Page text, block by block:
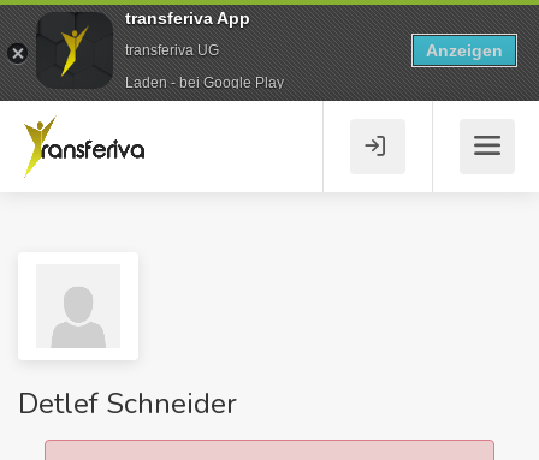
Detlef Schneider
transferiva App
transferiva UG
Laden - bei Google Play
Anzeigen